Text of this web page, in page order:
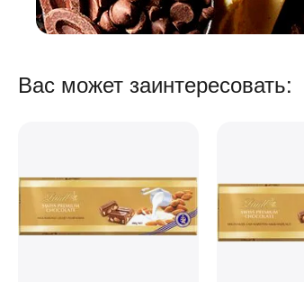
Вас может заинтересовать: